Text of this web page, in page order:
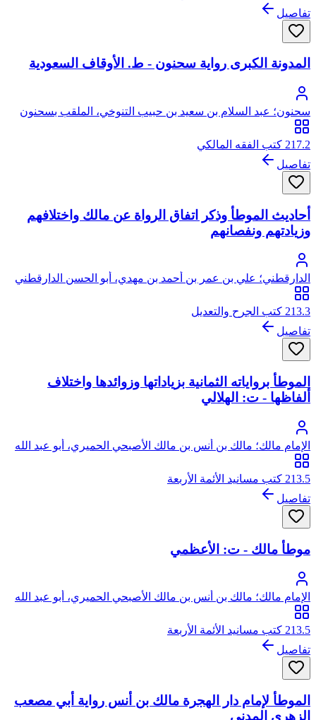
تفاصيل
المدونة الكبرى رواية سحنون - ط. الأوقاف السعودية
سحنون؛ عبد السلام بن سعيد بن حبيب التنوخي، الملقب بسحنون
217.2 كتب الفقه المالكي
تفاصيل
أحاديث الموطأ وذكر اتفاق الرواة عن مالك واختلافهم
وزيادتهم ونفصانهم
الدارقطني؛ علي بن عمر بن أحمد بن مهدي، أبو الحسن الدارقطني
الشافعي
213.3 كتب الجرح والتعديل
تفاصيل
الموطأ برواياته الثمانية بزياداتها وزوائدها واختلاف
ألفاظها - ت: الهلالي
الإمام مالك؛ مالك بن أنس بن مالك الأصبحي الحميري، أبو عبد الله
213.5 كتب مسانيد الأئمة الأربعة
تفاصيل
موطأ مالك - ت: الأعظمي
الإمام مالك؛ مالك بن أنس بن مالك الأصبحي الحميري، أبو عبد الله
213.5 كتب مسانيد الأئمة الأربعة
تفاصيل
الموطأ لإمام دار الهجرة مالك بن أنس رواية أبي مصعب
الزهري المدني